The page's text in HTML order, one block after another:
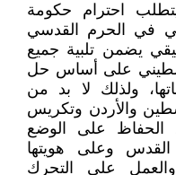
احترام حكومة
في الحرم القدسي
يضمن تلبية جميع
على أساس حل
ولذلك لا بد من
والأردن وتكريس
الحفاظ على الوضع
القدس وعلى هويتها
والعمل على التحرك